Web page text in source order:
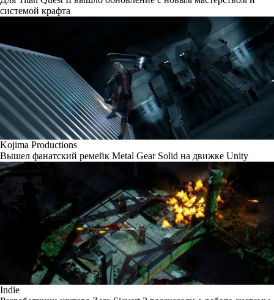
системой крафта
Kojima Productions
Вышел фанатский ремейк Metal Gear Solid на движке Unity
Indie